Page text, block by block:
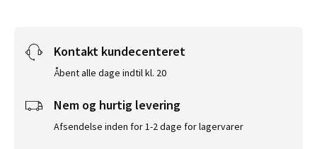
Kontakt kundecenteret
Åbent alle dage indtil kl. 20
Nem og hurtig levering
Afsendelse inden for 1-2 dage for lagervarer